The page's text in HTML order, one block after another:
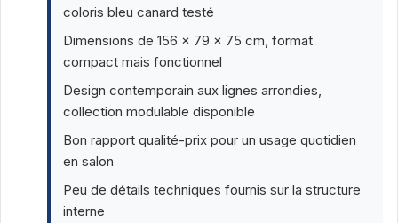
coloris bleu canard testé
Dimensions de 156 x 79 x 75 cm, format
compact mais fonctionnel
Design contemporain aux lignes arrondies,
collection modulable disponible
Bon rapport qualité-prix pour un usage quotidien
en salon
Peu de détails techniques fournis sur la structure
interne